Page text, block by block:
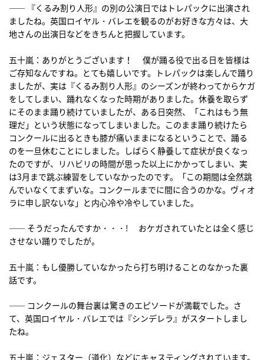
―― 『くるみ割り人形』の別の公演日ではトレパックに出演され
ましたね。英国ロイヤル・バレエを観るのがお好きな方々は、大
地さんの出演日などをきちんと把握しています。
五十嵐：ありがとうございます！ 僕が踊る役で出る日を皆様は
ご存知なんですね。とても嬉しいです。トレパックは楽しんで踊り
ましたが、実は『くるみ割り人形』のシーズンが終わってからケガ
をしてしまい、踊れなくなった時期がありました。休養を取らず
にそのまま踊り続けていましたが、ある日突然、「これはもう無
理だ」という状態になってしまいました。このまま踊り続けたら
コンクールに出るときも膝が痛いままになるということで、踊る
のを一旦休むことにしました。しばらく静養して症状が良くなっ
たのですが、リハビリの時間が思った以上にかかってしまい、実
は3月まで跳ぶ練習をしていなかったのです。「この期間は全然跳
んでいなくてまずいな。コンクールまでに間に合うのかな。ヴィオ
ラに申し訳ないな」と内心冷や冷やしていました。
―― そうだったんですか・・・! おケガされていたとは全く感じ
させない踊りでしたが。
五十嵐：もし優勝していなかったら打ち明けることのなかった裏
話です。
―― コンクールの舞台裏は驚きのエピソードが満載でした。さ
て、英国ロイヤル・バレエでは『シンデレラ』がスタートしまし
たね。
五十嵐：ジェスター（道化）などにキャスティングされています。